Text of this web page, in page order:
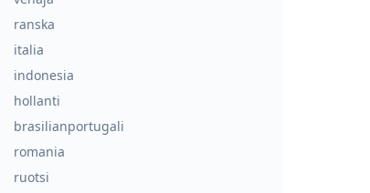
ranska
italia
indonesia
hollanti
brasilianportugali
romania
ruotsi